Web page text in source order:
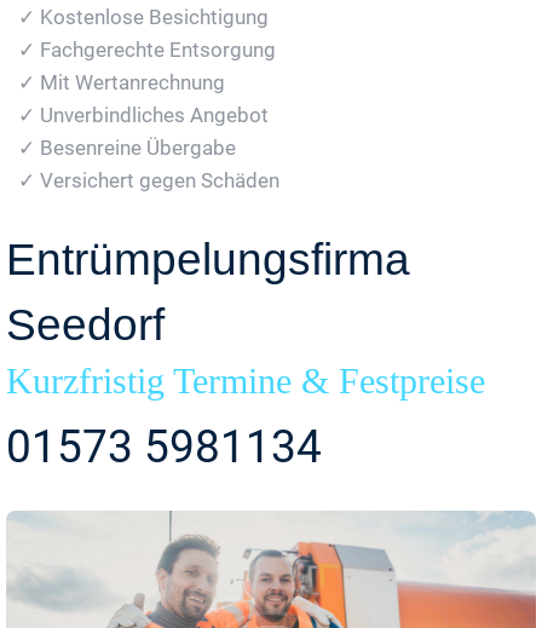
✓ Kostenlose Besichtigung
✓ Fachgerechte Entsorgung
✓ Mit Wertanrechnung
✓ Unverbindliches Angebot
✓ Besenreine Übergabe
✓ Versichert gegen Schäden
Entrümpelungsfirma
Seedorf
Kurzfristig Termine & Festpreise
01573 5981134